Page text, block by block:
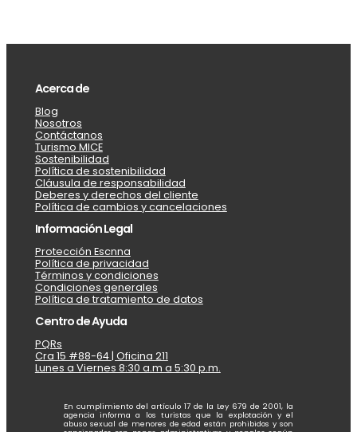
Acerca de
Blog
Nosotros
Contáctanos
Turismo MICE
Sostenibilidad
Política de sostenibilidad
Cláusula de responsabilidad
Deberes y derechos del cliente
Política de cambios y cancelaciones
Información Legal
Protección Escnna
Política de privacidad
Términos y condiciones
Condiciones generales
Política de tratamiento de datos
Centro de Ayuda
PQRs
Cra 15 #88-64 | Oficina 211
Lunes a Viernes 8:30 a.m a 5:30 p.m.
En cumplimiento del artículo 17 de la Ley 679 de 2001, la
agencia informa a los turistas que la explotación y el
abuso sexual de menores de edad están prohibidos y son